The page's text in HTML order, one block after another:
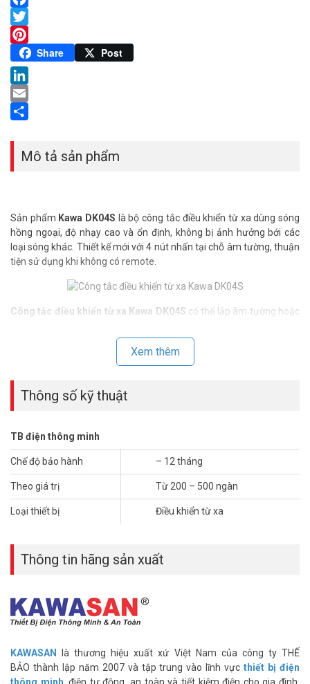
Facebook
Twitter
Pinterest
Share Post
LinkedIn
Email
Mô tả sản phẩm
Sản phẩm Kawa DK04S là bộ công tắc điều khiển từ xa dùng sóng
hồng ngoại, độ nhạy cao và ổn định, không bị ảnh hưởng bới các
loại sóng khác. Thiết kế mới với 4 nút nhấn tại chỗ âm tường, thuận
tiện sử dụng khi không có remote.
Công tắc điều khiển từ xa Kawa DK04S có thể lắp âm tường hoặc
bày (showroom), văn phòng, nhà ở, …
Mua OnlineCông Tắc Hẹn Giờ
Ứng dụng:
cùng lúc 4 kênh.
– Có thể lắp ấm tường hoặc âm trần
– Công dụng điều khiển hệ thống đèn cho phòng trưng
bày (showroom), văn phòng, nhà ở, …
– Thiết kế sang trọng, cao cấp
– Đem lại tiện nghi, phong cách hiện đại
tránh nhận tín hiệu trùng nhau.
bị giảm khoảng cách điều khiển hoặc không hoạt động khi pin yếu
hoặc hết
>>> Xem thêm: 99+MẫuCông Tắc Thông Minh
nhất
– Mã sản phẩm: DK04S
– Có thêm 4 nút nhấn tắt mở tại chỗ, lắp âm trần
Xem thêm
Thông số kỹ thuật
TB điện thông minh
Chế độ bảo hành – 12 tháng
Theo giá trị Từ 200 – 500 ngàn
Loại thiết bị Điều khiển từ xa
Thông tin hãng sản xuất
KAWASAN là thương hiệu xuất xứ Việt Nam của công ty THẾ
BẢO thành lập năm 2007 và tập trung vào lĩnh vựcthiết bị điện
thông minh, điện tự động, an toàn và tiết kiệm điện cho gia đình,